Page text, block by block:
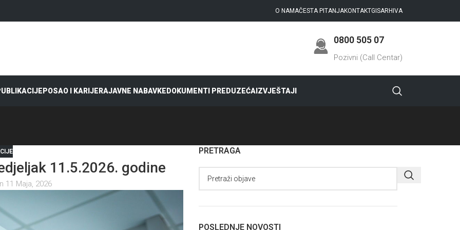
O NAMAČESTA PITANJAKONTAKTGISARHIVA
0800 505 07
Pozivni (Call Centar)
POSAO I KARIJERAJAVNE NABAVKEDOKUMENTI PREDUZEĆAIZVJEŠTAJI
11.5.2026. godine
11 Maja, 2026
PRETRAGA
POSLEDNJE NOVOSTI